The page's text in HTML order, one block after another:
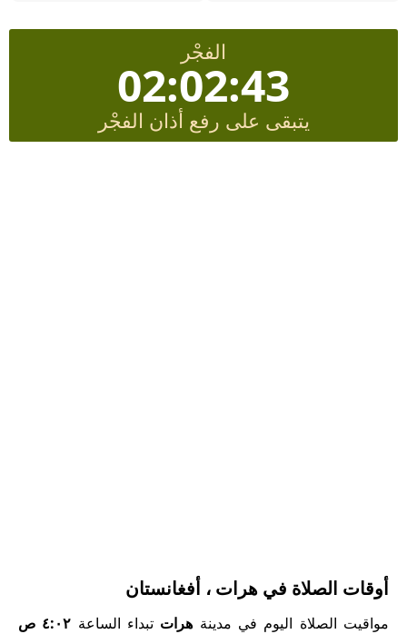
الفجْر
02:02:42
يتبقى على رفع أذان الفجْر
أوقات الصلاة في هرات ، أفغانستان
مواقيت الصلاة اليوم في مدينة هرات تبداء الساعة ٤:٠٢ ص